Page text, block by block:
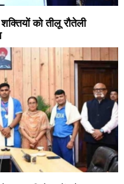
को तीलू रौतेली